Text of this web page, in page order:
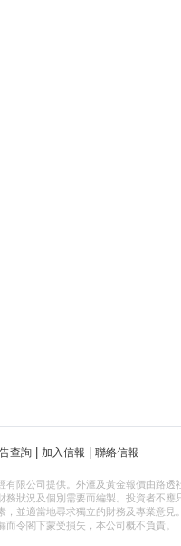
查詢 加入信報 聯絡信報
限公司提供。外滙及黃金報價由路透
狀況及個別需要而編製。投資者不應
並適當地尋求獨立的財務及專業意見
令閣下蒙受損失，本公司概不負責。